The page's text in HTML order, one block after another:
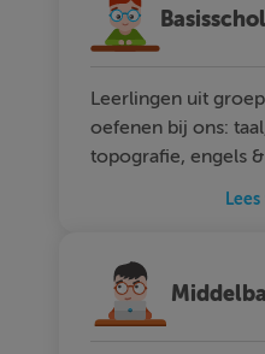
Leerlingen uit
oefenen bij ons:
topografie, engels